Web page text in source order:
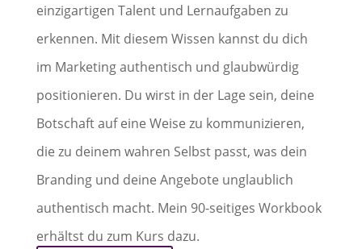
einzigartigen Talent und Lernaufgaben zu
erkennen. Mit diesem Wissen kannst du dich
im Marketing authentisch und glaubwürdig
positionieren. Du wirst in der Lage sein, deine
Botschaft auf eine Weise zu kommunizieren,
die zu deinem wahren Selbst passt, was dein
Branding und deine Angebote unglaublich
authentisch macht. Mein 90-seitiges Workbook
erhältst du zum Kurs dazu.